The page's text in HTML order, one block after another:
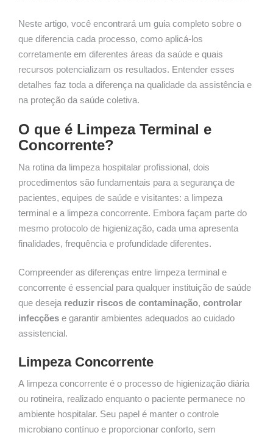
Neste artigo, você encontrará um guia completo sobre o
que diferencia cada processo, como aplicá-los
corretamente em diferentes áreas da saúde e quais
recursos potencializam os resultados. Entender esses
detalhes faz toda a diferença na qualidade da assistência e
na proteção da saúde coletiva.
O que é Limpeza Terminal e
Concorrente?
Na rotina da limpeza hospitalar profissional, dois
procedimentos são fundamentais para a segurança de
pacientes, equipes de saúde e visitantes: a limpeza
terminal e a limpeza concorrente. Embora façam parte do
mesmo protocolo de higienização, cada uma apresenta
finalidades, frequência e profundidade diferentes.
Compreender as diferenças entre limpeza terminal e
concorrente é essencial para qualquer instituição de saúde
que deseja reduzir riscos de contaminação, controlar
infecções e garantir ambientes adequados ao cuidado
assistencial.
Limpeza Concorrente
A limpeza concorrente é o processo de higienização diária
ou rotineira, realizado enquanto o paciente permanece no
ambiente hospitalar. Seu papel é manter o controle
microbiano contínuo e proporcionar conforto, sem